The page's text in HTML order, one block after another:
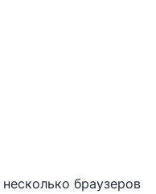
браузеров